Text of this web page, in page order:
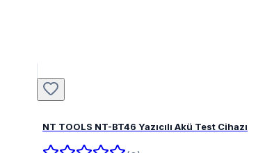
NT TOOLS NT-BT46 Yazıcılı Akü Test Cihazı